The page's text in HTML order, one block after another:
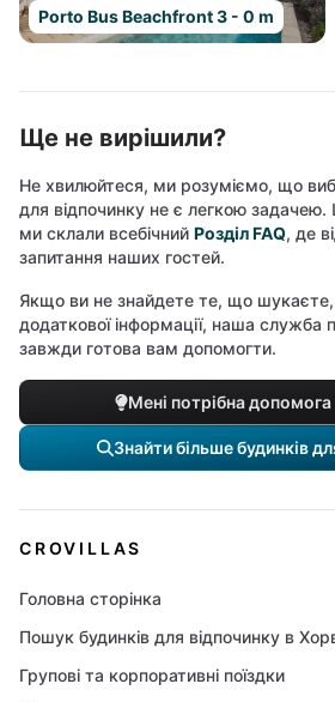
Porto Bus Beachfront 3 - 0 m
Ще не вирішили?
Не хвилюйтеся, ми розуміємо, що
для відпочинку не є легкою
ми склали всебічний Розділ FAQ, де
запитання наших гостей.
Якщо ви не знайдете те, що
додаткової інформації, наша служба
завжди готова вам допомогти.
Мені потрібна
Знайти більше будинків
CROVILLAS
Головна сторінка
Пошук будинків для відпочинку в
Групові та корпоративні поїздки